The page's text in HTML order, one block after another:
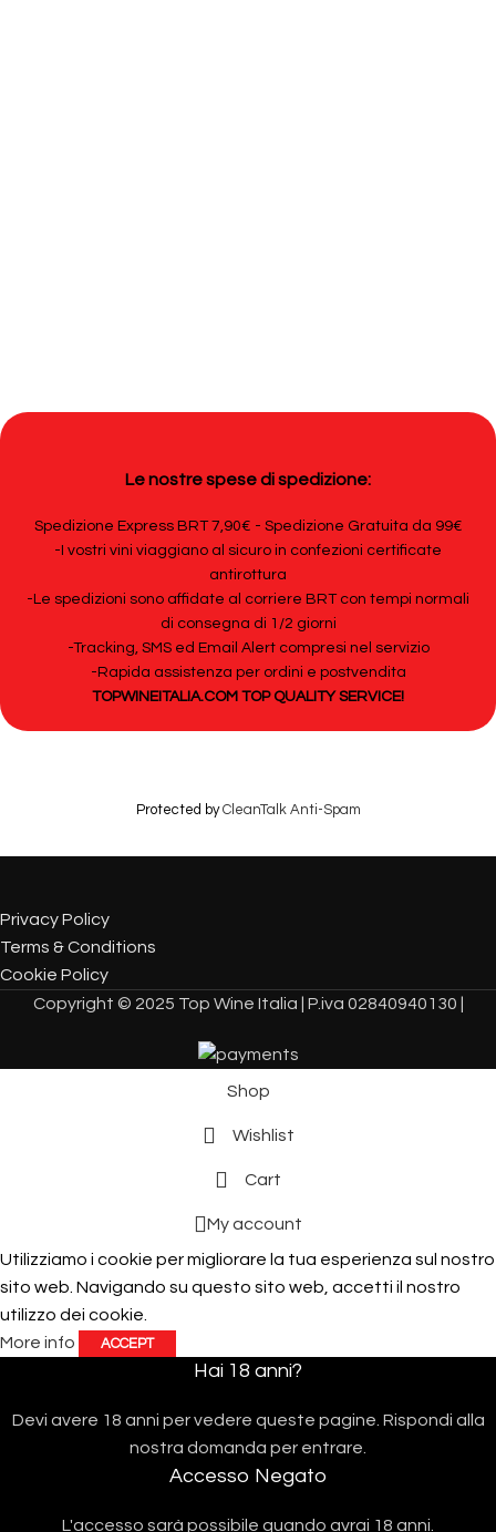
Le nostre spese di spedizione:
Spedizione Express BRT 7,90€ - Spedizione Gratuita da 99€
-I vostri vini viaggiano al sicuro in confezioni certificate
antirottura
-Le spedizioni sono affidate al corriere BRT con tempi normali
di consegna di 1/2 giorni
-Tracking, SMS ed Email Alert compresi nel servizio
-Rapida assistenza per ordini e postvendita
TOPWINEITALIA.COM TOP QUALITY SERVICE!
Protected byCleanTalk Anti-Spam
Privacy Policy
Terms & Conditions
Cookie Policy
Copyright © 2025 Top Wine Italia | P.iva 02840940130 |
Shop
Wishlist
Cart
My account
Utilizziamo i cookie per migliorare la tua esperienza sul nostro
sito web. Navigando su questo sito web, accetti il ​​nostro
utilizzo dei cookie.
More info
ACCEPT
Hai 18 anni?
Devi avere 18 anni per vedere queste pagine. Rispondi alla
nostra domanda per entrare.
Accesso Negato
L'accesso sarà possibile quando avrai 18 anni.